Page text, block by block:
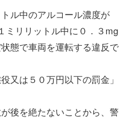
ル中のアルコール濃度が
ミリリットル中に０．３mg
態で車両を運転する違反で
又は５０万円以下の罰金」
後を絶たないことから、警